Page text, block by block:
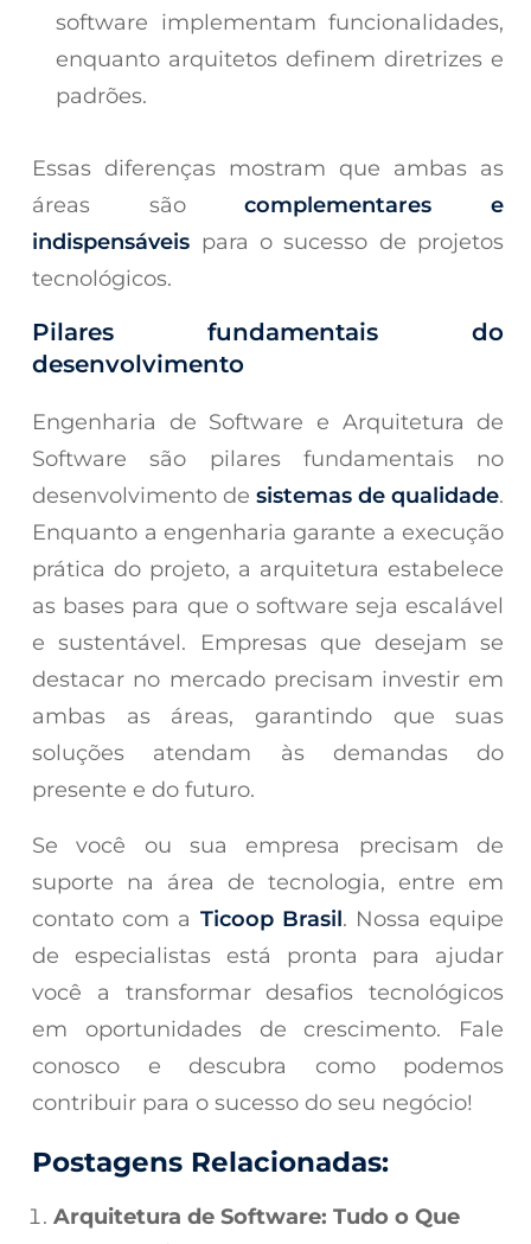
software implementam funcionalidades,
enquanto arquitetos definem diretrizes e
padrões.
Essas diferenças mostram que ambas as
áreas sãocomplementares e
indispensáveis para o sucesso de projetos
tecnológicos.
Pilares fundamentais do
desenvolvimento
Engenharia de Software e Arquitetura de
Software são pilares fundamentais no
desenvolvimento desistemas de qualidade.
Enquanto a engenharia garante a execução
prática do projeto, a arquitetura estabelece
as bases para que o software seja escalável
e sustentável. Empresas que desejam se
destacar no mercado precisam investir em
ambas as áreas, garantindo que suas
soluções atendam às demandas do
presente e do futuro.
Se você ou sua empresa precisam de
suporte na área de tecnologia, entre em
contato com a Ticoop Brasil. Nossa equipe
de especialistas está pronta para ajudar
você a transformar desafios tecnológicos
em oportunidades de crescimento. Fale
conosco e descubra como podemos
contribuir para o sucesso do seu negócio!
Postagens Relacionadas:
Arquitetura de Software: Tudo o Que